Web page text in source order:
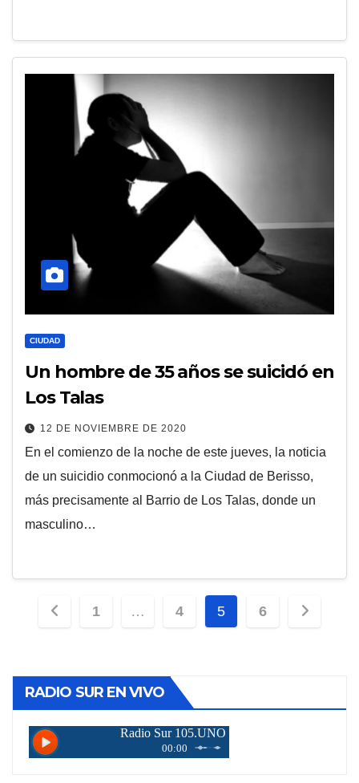
CIUDAD
Un hombre de 35 años se suicidó en
Los Talas
12 DE NOVIEMBRE DE 2020
En el comienzo de la noche de este jueves, la noticia
de un suicidio conmocionó a la Ciudad de Berisso,
más precisamente al Barrio de Los Talas, donde un
masculino…
Paginación
entradas
1 … 4 5 6
RADIO SUR EN VIVO